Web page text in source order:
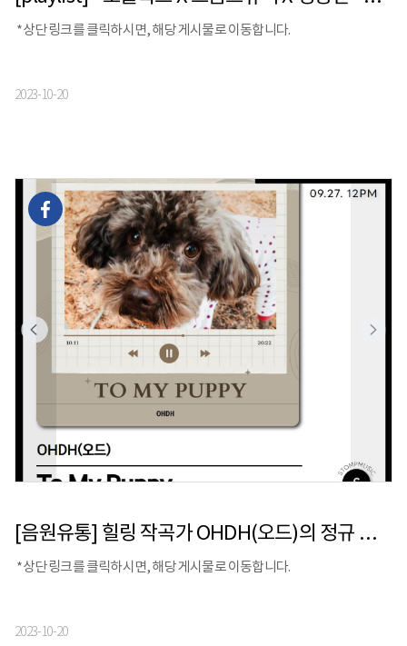
*상단 링크를 클릭하시면, 해당 게시물로 이동합니다.
2023-10-20
[음원유통] 힐링 작곡가 OHDH(오드)의 정규 앨범 [To My Puppy] 발매
*상단 링크를 클릭하시면, 해당 게시물로 이동합니다.
2023-10-20